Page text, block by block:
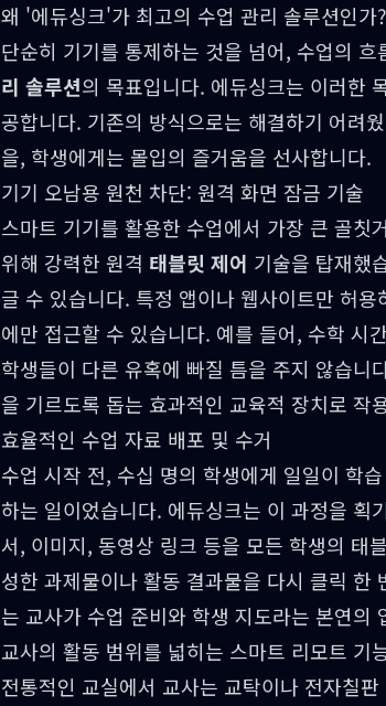
왜 '에듀싱크'가 최고의 수업 관리 솔루션인가?
단순히 기기를 통제하는 것을 넘어, 수업의
리 솔루션의 목표입니다. 에듀싱크는 이러한
공합니다. 기존의 방식으로는 해결하기 어려
을, 학생에게는 몰입의 즐거움을 선사합니다.
기기 오남용 원천 차단: 원격 화면 잠금 기술
스마트 기기를 활용한 수업에서 가장 큰 골
위해 강력한 원격 태블릿 제어 기술을 탑재했
글 수 있습니다. 특정 앱이나 웹사이트만 허
에만 접근할 수 있습니다. 예를 들어, 수학 시
학생들이 다른 유혹에 빠질 틈을 주지 않습
을 기르도록 돕는 효과적인 교육적 장치로 작
효율적인 수업 자료 배포 및 수거
수업 시작 전, 수십 명의 학생에게 일일이 학
하는 일이었습니다. 에듀싱크는 이 과정을 획
서, 이미지, 동영상 링크 등을 모든 학생의 태
성한 과제물이나 활동 결과물을 다시 클릭 한
는 교사가 수업 준비와 학생 지도라는 본연
교사의 활동 범위를 넓히는 스마트 리모트 기
전통적인 교실에서 교사는 교탁이나 전자칠